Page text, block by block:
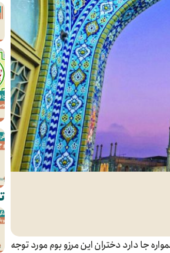
جا دارد دختران این مرزو بوم مورد توجه